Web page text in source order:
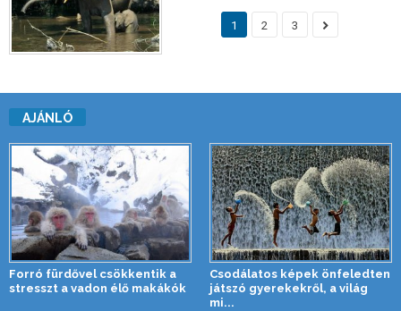
1 2 3
AJÁNLÓ
Forró fürdővel csökkentik a
stresszt a vadon élő makákók
Csodálatos képek önfeledten
játszó gyerekekről, a világ
mi...